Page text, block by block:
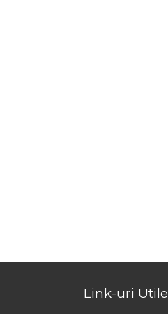
Link-uri Utile